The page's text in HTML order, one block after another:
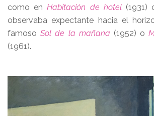
como enHabitación de hotel(1931)
observaba expectante hacia el
famosoSol de la mañana (1952) o
(1961).